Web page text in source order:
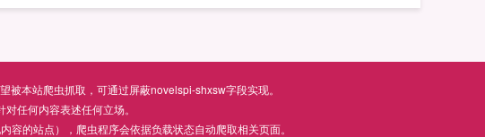
本站爬虫抓取，可通过屏蔽novelspi-shxsw字段实现。
任何内容表述任何立场。
的站点），爬虫程序会依据负载状态自动爬取相关页面。